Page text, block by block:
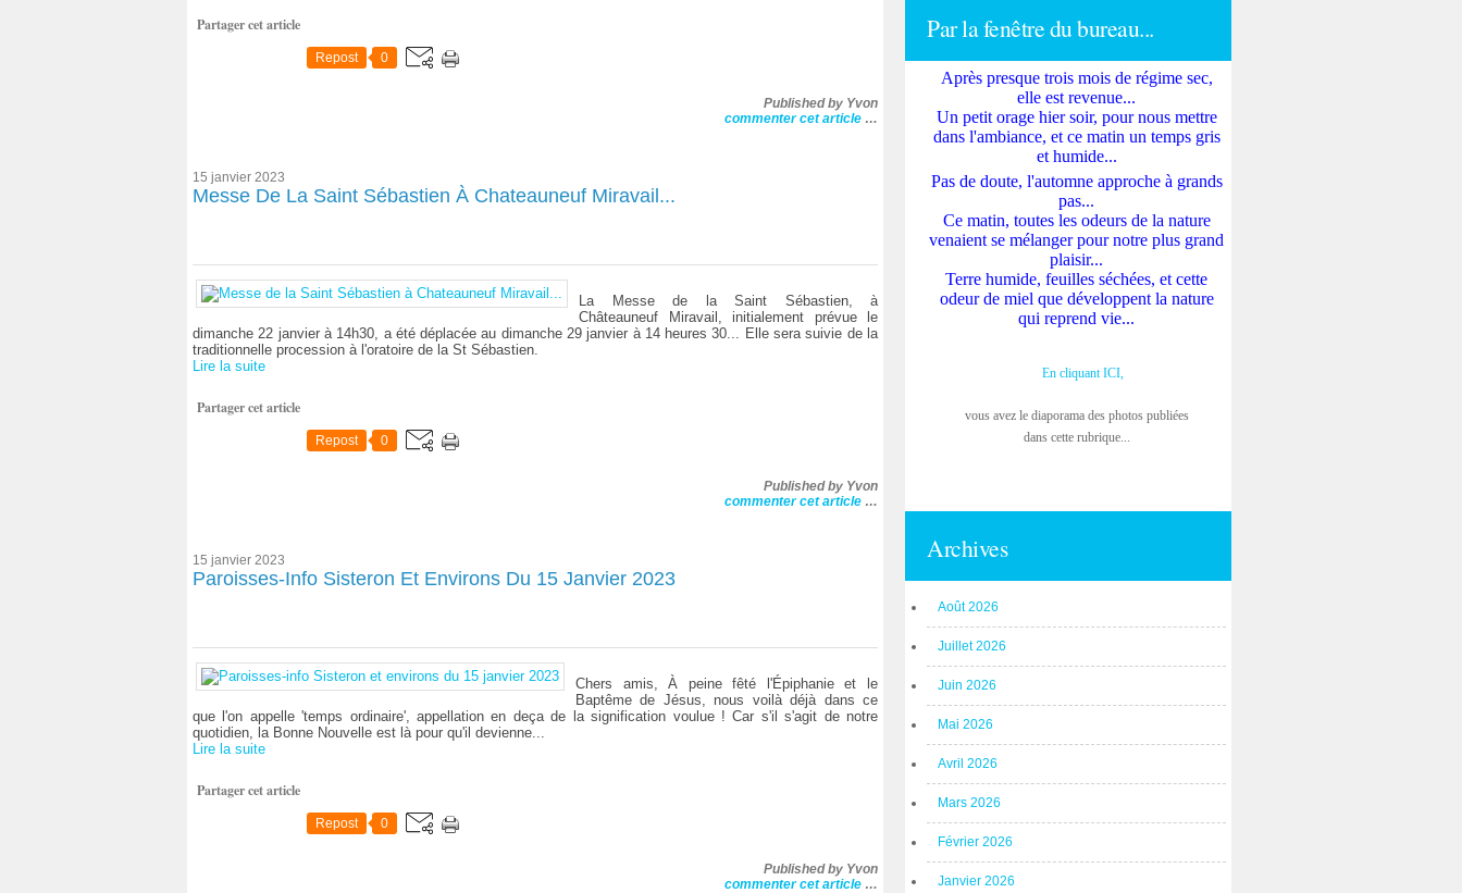
Partager cet article
Repost 0
Published by Yvon
commenter cet article …
15 janvier 2023
Messe De La Saint Sébastien À Chateauneuf Miravail...
La Messe de la Saint Sébastien, à
Châteauneuf Miravail, initialement prévue le
dimanche 22 janvier à 14h30, a été déplacée au dimanche 29 janvier à 14 heures 30... Elle sera suivie de la
traditionnelle procession à l'oratoire de la St Sébastien.
Lire la suite
Partager cet article
Repost 0
Published by Yvon
commenter cet article …
15 janvier 2023
Paroisses-Info Sisteron Et Environs Du 15 Janvier 2023
Chers amis, À peine fêté l'Épiphanie et le
Baptême de Jésus, nous voilà déjà dans ce
que l'on appelle 'temps ordinaire', appellation en deça de la signification voulue ! Car s'il s'agit de notre
quotidien, la Bonne Nouvelle est là pour qu'il devienne...
Lire la suite
Partager cet article
Repost 0
Published by Yvon
commenter cet article …
Par la fenêtre du bureau...
Après presque trois mois de régime sec,
elle est revenue...
Un petit orage hier soir, pour nous mettre
dans l'ambiance, et ce matin un temps gris
et humide...
Pas de doute, l'automne approche à grands
pas...
Ce matin, toutes les odeurs de la nature
venaient se mélanger pour notre plus grand
plaisir...
Terre humide, feuilles séchées, et cette
odeur de miel que développent la nature
qui reprend vie...
En cliquant ICI,
vous avez le diaporama des photos publiées
dans cette rubrique...
Archives
Août 2026
Juillet 2026
Juin 2026
Mai 2026
Avril 2026
Mars 2026
Février 2026
Janvier 2026